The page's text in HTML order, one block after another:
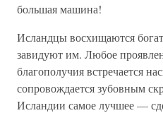
большая машина!
Исландцы восхищаются
завидуют им. Любое
благополучия встречается
сопровождается зубовным
Исландии самое лучшее —